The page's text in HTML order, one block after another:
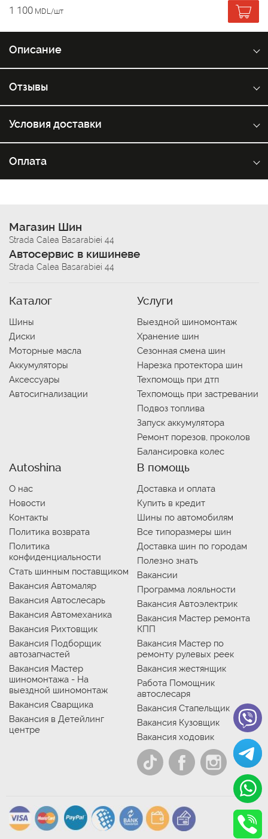
1 100 MDL/шт
Описание
Отзывы
Условия доставки
Оплата
Магазин Шин
Strada Calea Basarabiei 44
Автосервис в кишиневе
Strada Calea Basarabiei 44
Каталог
Шины
Диски
Моторные масла
Аккумуляторы
Аксессуары
Автосигнализации
Услуги
Выездной шиномонтаж
Хранение шин
Сезонная смена шин
Нарезка протектора шин
Техпомощь при дтп
Техпомощь при застревании
Подвоз топлива
Запуск аккумулятора
Ремонт порезов, проколов
Балансировка колес
Autoshina
О нас
Новости
Контакты
Политика возврата
Политика
конфиденциальности
Стать шинным поставщиком
Вакансия Автомаляр
Вакансия Автослесарь
Вакансия Автомеханика
Вакансия Рихтовщик
Вакансия Подборщик
автозапчастей
Вакансия Мастер
шиномонтажа - На
выездной шиномонтаж
Вакансия Сварщика
Вакансия в Детейлинг
центре
В помощь
Доставка и оплата
Купить в кредит
Шины по автомобилям
Все типоразмеры шин
Доставка шин по городам
Полезно знать
Вакансии
Программа лояльности
Вакансия Автоэлектрик
Вакансия Мастер ремонта
КПП
Вакансия Мастер по
ремонту рулевых реек
Вакансия жестянщик
Работа Помощник
автослесаря
Вакансия Стапельщик
Вакансия Кузовщик
Вакансия ходовик